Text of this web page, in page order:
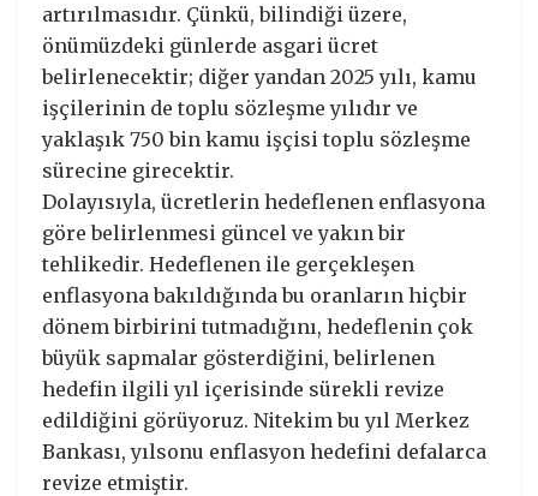
artırılmasıdır. Çünkü, bilindiği üzere,
önümüzdeki günlerde asgari ücret
belirlenecektir; diğer yandan 2025 yılı, kamu
işçilerinin de toplu sözleşme yılıdır ve
yaklaşık 750 bin kamu işçisi toplu sözleşme
sürecine girecektir.
Dolayısıyla, ücretlerin hedeflenen enflasyona
göre belirlenmesi güncel ve yakın bir
tehlikedir. Hedeflenen ile gerçekleşen
enflasyona bakıldığında bu oranların hiçbir
dönem birbirini tutmadığını, hedeflenin çok
büyük sapmalar gösterdiğini, belirlenen
hedefin ilgili yıl içerisinde sürekli revize
edildiğini görüyoruz. Nitekim bu yıl Merkez
Bankası, yılsonu enflasyon hedefini defalarca
revize etmiştir.